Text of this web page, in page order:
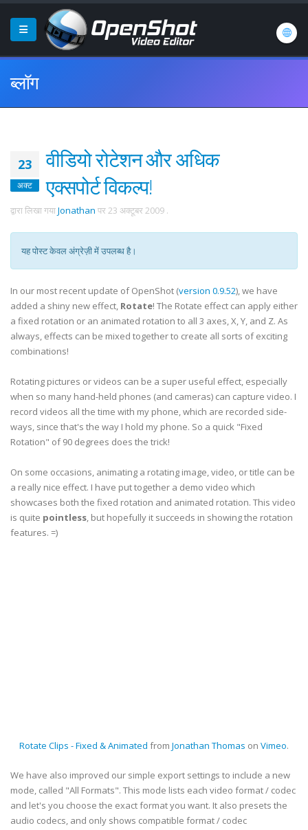
ब्लॉग
23
अक्ट
वीडियो रोटेशन और अधिक
एक्सपोर्ट विकल्प!
द्वारा लिखा गयाJonathan पर23 अक्टूबर 2009 .
यह पोस्ट केवल अंग्रेज़ी में उपलब्ध है।
In our most recent update of OpenShot (version 0.9.52), we have
added a shiny new effect, Rotate! The Rotate effect can apply either
a fixed rotation or an animated rotation to all 3 axes, X, Y, and Z. As
always, effects can be mixed together to create all sorts of exciting
combinations!
Rotating pictures or videos can be a super useful effect, especially
when so many hand-held phones (and cameras) can capture video. I
record videos all the time with my phone, which are recorded side-
ways, since that's the way I hold my phone. So a quick "Fixed
Rotation" of 90 degrees does the trick!
On some occasions, animating a rotating image, video, or title can be
a really nice effect. I have put together a demo video which
showcases both the fixed rotation and animated rotation. This video
is quite pointless, but hopefully it succeeds in showing the rotation
features. =)
Rotate Clips - Fixed & Animated from Jonathan Thomas on Vimeo.
We have also improved our simple export settings to include a new
mode, called "All Formats". This mode lists each video format / codec
and let's you choose the exact format you want. It also presets the
audio codecs, and only shows compatible format / codec